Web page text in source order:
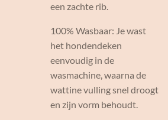
een zachte rib.
100% Wasbaar: Je wast
het hondendeken
eenvoudig in de
wasmachine, waarna de
wattine vulling snel droogt
en zijn vorm behoudt.